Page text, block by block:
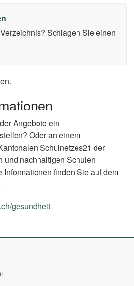
Angebote ein
Oder an einem
Schulnetzes21 der
und nachhaltigen Schulen
Informationen finden Sie auf dem
gesundheit
Schlagen Sie einen